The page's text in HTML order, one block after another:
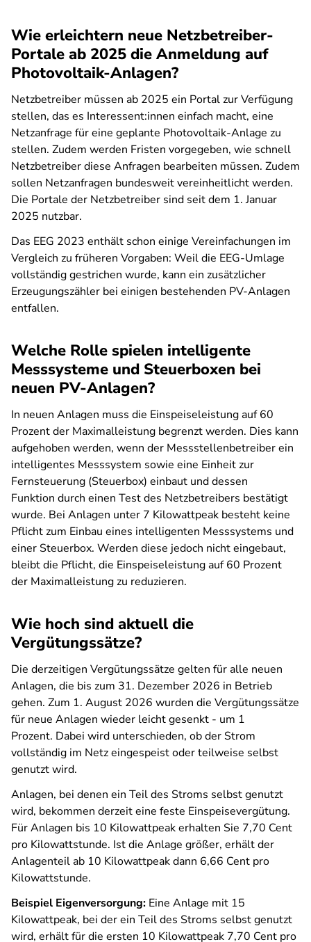
Wie erleichtern neue Netzbetreiber-
Portale ab 2025 die Anmeldung auf
Photovoltaik-Anlagen?
Netzbetreiber müssen ab 2025 ein Portal zur Verfügung
stellen, das es Interessent:innen einfach macht, eine
Netzanfrage für eine geplante Photovoltaik-Anlage zu
stellen. Zudem werden Fristen vorgegeben, wie schnell
Netzbetreiber diese Anfragen bearbeiten müssen. Zudem
sollen Netzanfragen bundesweit vereinheitlicht werden.
Die Portale der Netzbetreiber sind seit dem 1. Januar
2025 nutzbar.
Das EEG 2023 enthält schon einige Vereinfachungen im
Vergleich zu früheren Vorgaben: Weil die EEG-Umlage
vollständig gestrichen wurde, kann ein zusätzlicher
Erzeugungszähler bei einigen bestehenden PV-Anlagen
entfallen.
Welche Rolle spielen intelligente
Messsysteme und Steuerboxen bei
neuen PV-Anlagen?
In neuen Anlagen muss die Einspeiseleistung auf 60
Prozent der Maximalleistung begrenzt werden. Dies kann
aufgehoben werden, wenn der Messstellenbetreiber ein
intelligentes Messsystem sowie eine Einheit zur
Fernsteuerung (Steuerbox) einbaut und dessen
Funktion durch einen Test des Netzbetreibers bestätigt
wurde. Bei Anlagen unter 7 Kilowattpeak besteht keine
Pflicht zum Einbau eines intelligenten Messsystems und
einer Steuerbox. Werden diese jedoch nicht eingebaut,
bleibt die Pflicht, die Einspeiseleistung auf 60 Prozent
der Maximalleistung zu reduzieren.
Wie hoch sind aktuell die
Vergütungssätze?
Die derzeitigen Vergütungssätze gelten für alle neuen
Anlagen, die bis zum 31. Dezember 2026 in Betrieb
gehen. Zum 1. August 2026 wurden die Vergütungssätze
für neue Anlagen wieder leicht gesenkt - um 1
Prozent. Dabei wird unterschieden, ob der Strom
vollständig im Netz eingespeist oder teilweise selbst
genutzt wird.
Anlagen, bei denen ein Teil des Stroms selbst genutzt
wird, bekommen derzeit eine feste Einspeisevergütung.
Für Anlagen bis 10 Kilowattpeak erhalten Sie 7,70 Cent
pro Kilowattstunde. Ist die Anlage größer, erhält der
Anlagenteil ab 10 Kilowattpeak dann 6,66 Cent pro
Kilowattstunde.
Beispiel Eigenversorgung: Eine Anlage mit 15
Kilowattpeak, bei der ein Teil des Stroms selbst genutzt
wird, erhält für die ersten 10 Kilowattpeak 7,70 Cent pro